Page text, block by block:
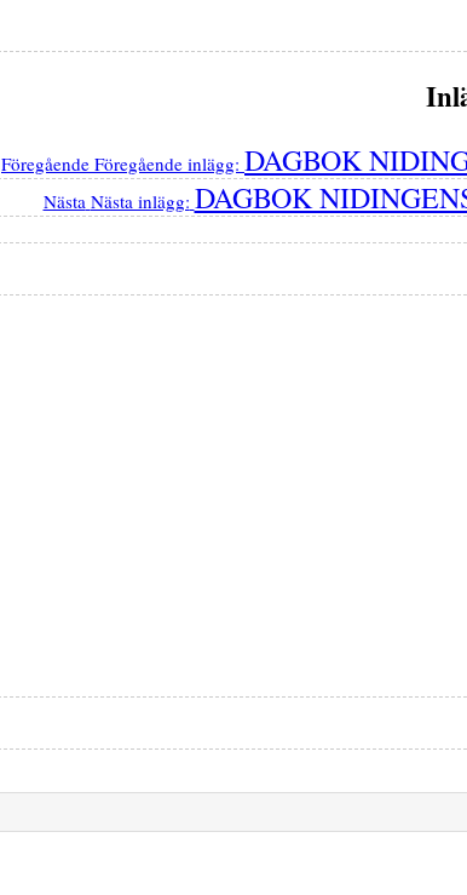
Föregående Föregående inlägg: DAGBOK
Nästa Nästa inlägg: DAGBOK